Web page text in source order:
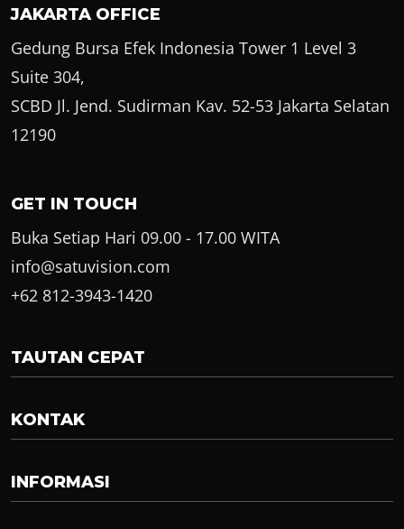
JAKARTA OFFICE
Gedung Bursa Efek Indonesia Tower 1 Level 3
Suite 304,
SCBD Jl. Jend. Sudirman Kav. 52-53 Jakarta Selatan
12190
GET IN TOUCH
Buka Setiap Hari 09.00 - 17.00 WITA
info@satuvision.com
+62 812-3943-1420
TAUTAN CEPAT
KONTAK
INFORMASI